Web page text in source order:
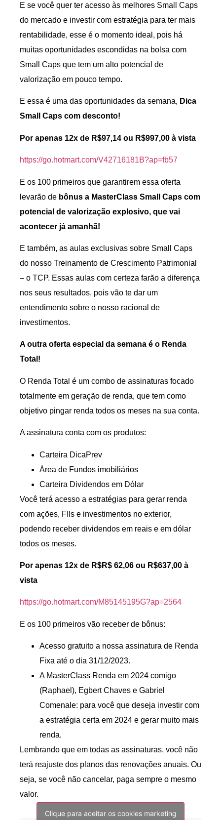
E se você quer ter acesso às melhores Small Caps
do mercado e investir com estratégia para ter mais
rentabilidade, esse é o momento ideal, pois há
muitas oportunidades escondidas na bolsa com
Small Caps que tem um alto potencial de
valorização em pouco tempo.
E essa é uma das oportunidades da semana, Dica
Small Caps com desconto!
Por apenas 12x de R$97,14 ou R$997,00 à vista
https://go.hotmart.com/V42716181B?ap=fb57
E os 100 primeiros que garantirem essa oferta
levarão de bônus a MasterClass Small Caps com
potencial de valorização explosivo, que vai
acontecer já amanhã!
E também, as aulas exclusivas sobre Small Caps
do nosso Treinamento de Crescimento Patrimonial
– o TCP. Essas aulas com certeza farão a diferença
nos seus resultados, pois vão te dar um
entendimento sobre o nosso racional de
investimentos.
A outra oferta especial da semana é o Renda
Total!
O Renda Total é um combo de assinaturas focado
totalmente em geração de renda, que tem como
objetivo pingar renda todos os meses na sua conta.
A assinatura conta com os produtos:
Carteira DicaPrev
Área de Fundos imobiliários
Carteira Dividendos em Dólar
Você terá acesso a estratégias para gerar renda
com ações, FIIs e investimentos no exterior,
podendo receber dividendos em reais e em dólar
todos os meses.
Por apenas 12x de R$R$ 62,06 ou R$637,00 à
vista
https://go.hotmart.com/M85145195G?ap=2564
E os 100 primeiros vão receber de bônus:
Acesso gratuito a nossa assinatura de Renda
Fixa até o dia 31/12/2023.
A MasterClass Renda em 2024 comigo
(Raphael), Egbert Chaves e Gabriel
Comenale: para você que deseja investir com
a estratégia certa em 2024 e gerar muito mais
renda.
Lembrando que em todas as assinaturas, você não
terá reajuste dos planos das renovações anuais. Ou
seja, se você não cancelar, paga sempre o mesmo
valor.
Clique para aceitar os cookies marketing